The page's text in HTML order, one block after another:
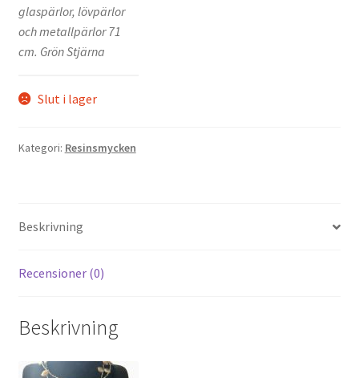
glaspärlor, lövpärlor
och metallpärlor 71
cm. Grön Stjärna
Slut i lager
Kategori: Resinsmycken
Beskrivning
Recensioner (0)
Beskrivning